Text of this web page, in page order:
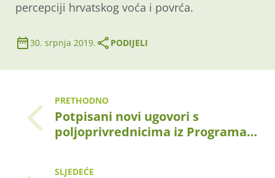
percepciji hrvatskog voća i povrća.
30. srpnja 2019. PODIJELI
PRETHODNO
Potpisani novi ugovori s
poljoprivrednicima iz Programa…
SLJEDEĆE